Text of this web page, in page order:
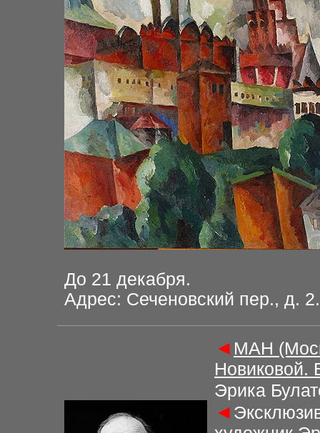
До 21 декабря.
Адрес: Сеченовский пер., д. 2.
◄ МАН
Новиковой.
Эрика
◄